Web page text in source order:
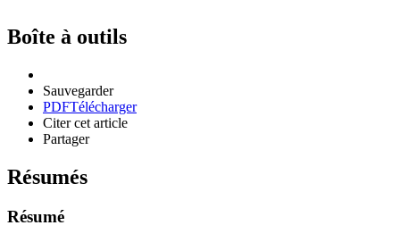
Boîte à outils
Sauvegarder
PDFTélécharger
Citer cet article
Partager
Résumés
Résumé